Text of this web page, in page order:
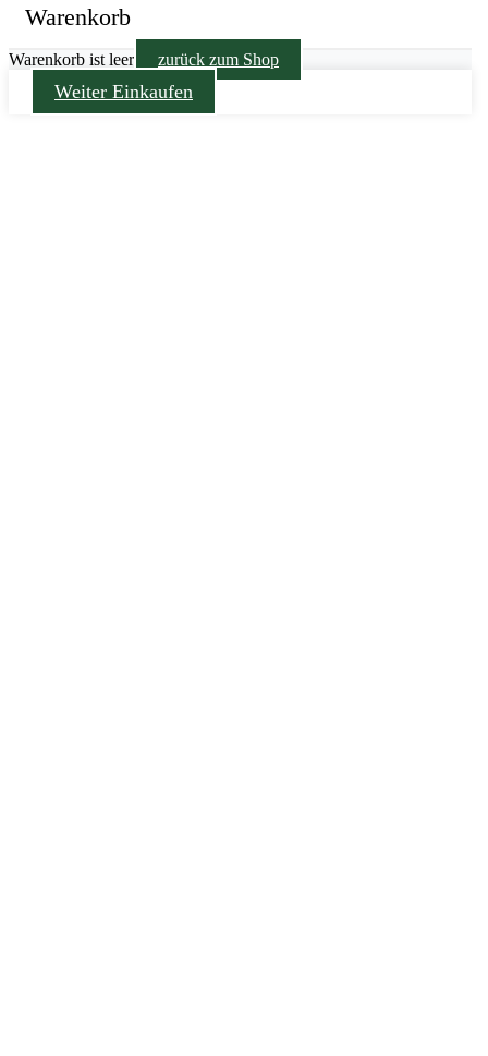
Warenkorb
Warenkorb ist leer zurück zum Shop
Weiter Einkaufen